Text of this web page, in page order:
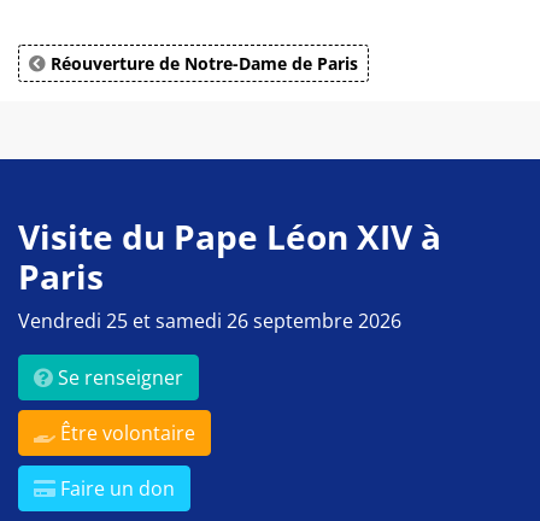
Réouverture de Notre-Dame de Paris
Visite du Pape Léon XIV à
Paris
Vendredi 25 et samedi 26 septembre 2026
Se renseigner
Être volontaire
Faire un don